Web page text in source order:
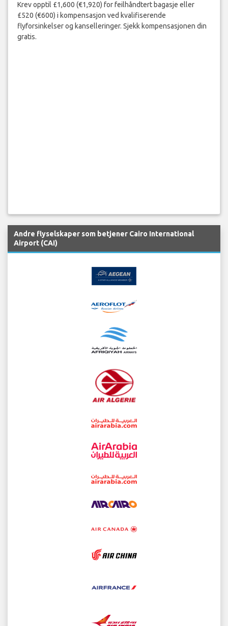
Krev opptil £1,600 (€1,920) for feilhåndtert bagasje eller
£520 (€600) i kompensasjon ved kvalifiserende
flyforsinkelser og kanselleringer. Sjekk kompensasjonen din
gratis.
Andre flyselskaper som betjener Cairo International
Airport (CAI)